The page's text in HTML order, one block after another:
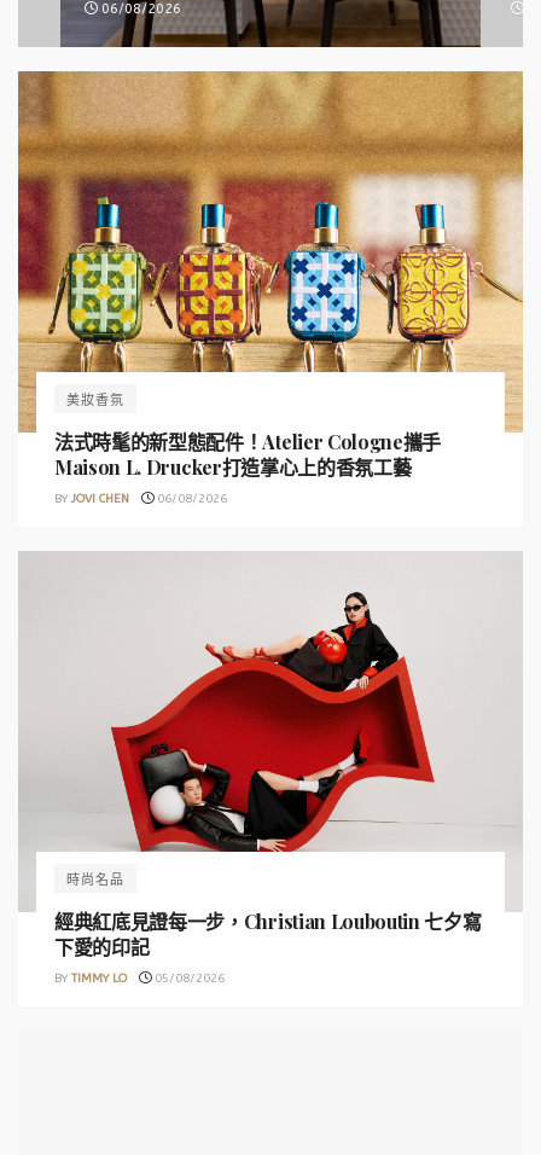
06/08/2026
美妝香氛
法式時髦的新型態配件！Atelier Cologne攜手
Maison L. Drucker打造掌心上的香氛工藝
BY JOVI CHEN 06/08/2026
時尚名品
經典紅底見證每一步，Christian Louboutin 七夕寫
下愛的印記
BY TIMMY LO 05/08/2026